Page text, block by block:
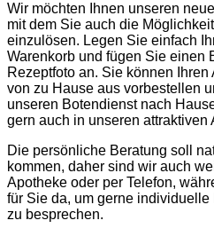
Wir möchten Ihnen unseren
mit dem Sie auch die
einzulösen. Legen Sie einfach
Warenkorb und fügen Sie einen
Rezeptfoto an. Sie können
von zu Hause aus vorbestellen
unseren Botendienst nach
gern auch in unseren attraktiven
Die persönliche Beratung soll
kommen, daher sind wir auch
Apotheke oder per Telefon,
für Sie da, um gerne
zu besprechen.